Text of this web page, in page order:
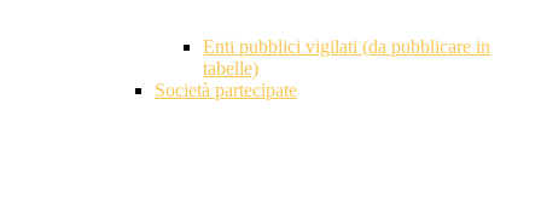
Enti pubblici vigilati (da pubblicare in
tabelle)
Società partecipate